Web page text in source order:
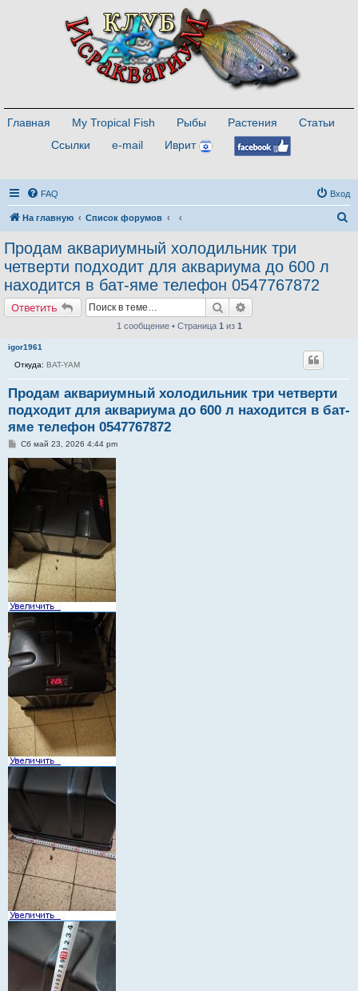
Главная My Tropical Fish Рыбы Растения
Статьи
Ссылки
e-mail Иврит
FAQ Вход
На главную Список форумов
Продам аквариумный холодильник три
четверти подходит для аквариума до 600 л
находится в бат-яме телефон 0547767872
Ответить Поиск
1 сообщение • Страница 1 из 1
igor1961
Откуда: BAT-YAM
Продам аквариумный холодильник три четверти
подходит для аквариума до 600 л находится в бат-
яме телефон 0547767872
С
о
б
щ
е
Сб май 23, 2026 4:44 pm